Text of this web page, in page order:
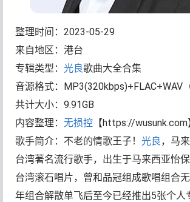
整理时间：2023-05-29
来自地区：港台
专辑类型：光良歌曲大全合集
音源格式：MP3(320kbps)+FLAC+WAV
共计大小：9.91GB
内容整理：无损控 【https://wusunk.com
歌手简介：不老的情歌王子！光良 ，马
台湾著名流行歌手，出生于马来西亚怡
台湾滚石唱片，曾和品冠组成歌唱组合
年组合解散单飞后至今已经推出5张个人